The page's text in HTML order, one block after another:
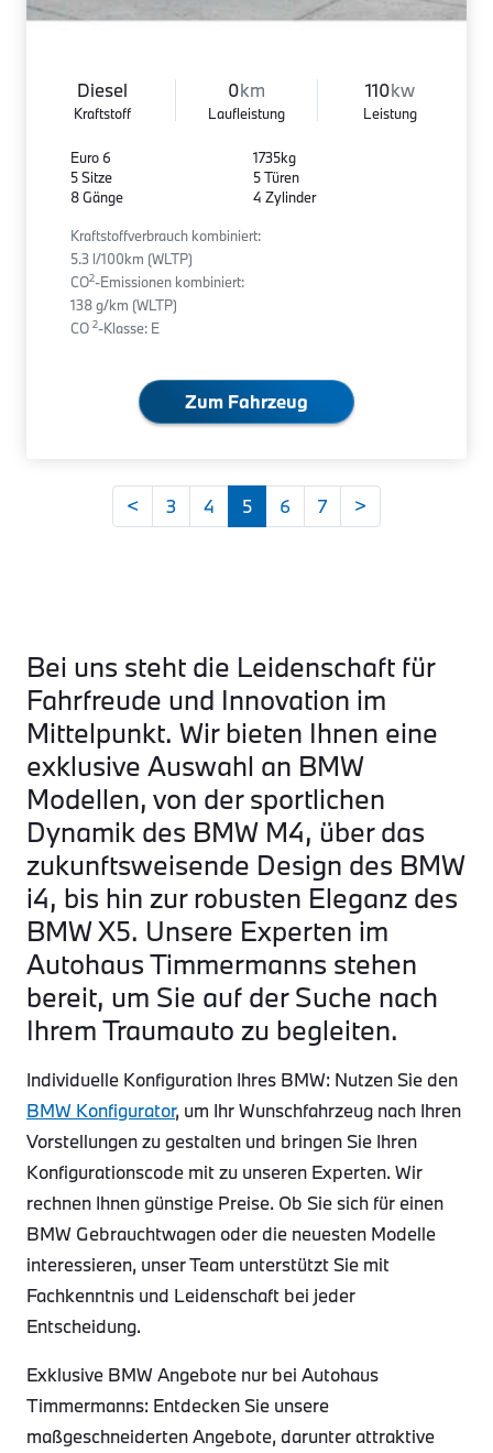
Diesel
Kraftstoff
0km
Laufleistung
110kw
Leistung
Euro 6
5 Sitze
8 Gänge
1735kg
5 Türen
4 Zylinder
Kraftstoffverbrauch kombiniert:
5.3 l/100km (WLTP)
CO2-Emissionen kombiniert:
138 g/km (WLTP)
CO 2-Klasse: E
Zum Fahrzeug
< 3 4 5 6 7 >
Bei uns steht die Leidenschaft für
Fahrfreude und Innovation im
Mittelpunkt. Wir bieten Ihnen eine
exklusive Auswahl an BMW
Modellen, von der sportlichen
Dynamik des BMW M4, über das
zukunftsweisende Design des BMW
i4, bis hin zur robusten Eleganz des
BMW X5. Unsere Experten im
Autohaus Timmermanns stehen
bereit, um Sie auf der Suche nach
Ihrem Traumauto zu begleiten.
Individuelle Konfiguration Ihres BMW: Nutzen Sie den
BMW Konfigurator, um Ihr Wunschfahrzeug nach Ihren
Vorstellungen zu gestalten und bringen Sie Ihren
Konfigurationscode mit zu unseren Experten. Wir
rechnen Ihnen günstige Preise. Ob Sie sich für einen
BMW Gebrauchtwagen oder die neuesten Modelle
interessieren, unser Team unterstützt Sie mit
Fachkenntnis und Leidenschaft bei jeder
Entscheidung.
Exklusive BMW Angebote nur bei Autohaus
Timmermanns: Entdecken Sie unsere
maßgeschneiderten Angebote, darunter attraktive